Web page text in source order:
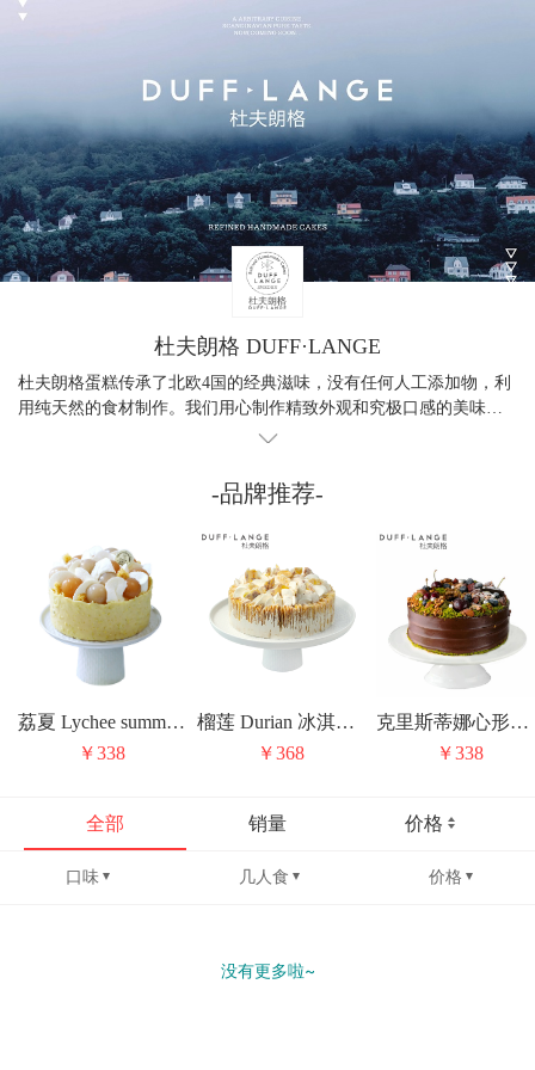
杜夫朗格 DUFF·LANGE
杜夫朗格蛋糕传承了北欧4国的经典滋味，没有任何人工添加物，利
用纯天然的食材制作。我们用心制作精致外观和究极口感的美味蛋
-品牌推荐-
荔夏 Lychee summer 冰激凌蛋糕
￥338
榴莲 Durian 冰淇淋蛋糕
￥368
克里斯蒂娜心形线 Christina heart line
￥338
全部 销量 价格
口味 几人食 价格
没有更多啦~